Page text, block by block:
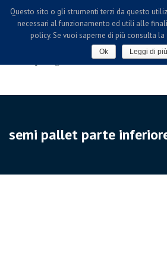
semi pallet parte
Questo sito o gli strumenti terzi da questo
necessari al funzionamento ed utili alle
policy. Se vuoi saperne di più consulta
Ok Leggi di più